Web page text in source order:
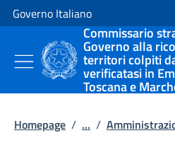
Vai al contenuto
Vai alla navigazione del sito
Governo Italiano
Commissario
Governo alla
territori colpiti
verificatasi in
Toscana e
Homepage / ... /